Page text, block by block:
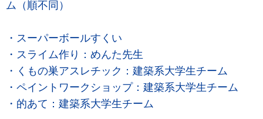
ム（順不同）
・スーパーボールすくい
・スライム作り：めんた先生
・くもの巣アスレチック：建築系大学生チーム
・ペイントワークショップ：建築系大学生チーム
・的あて：建築系大学生チーム